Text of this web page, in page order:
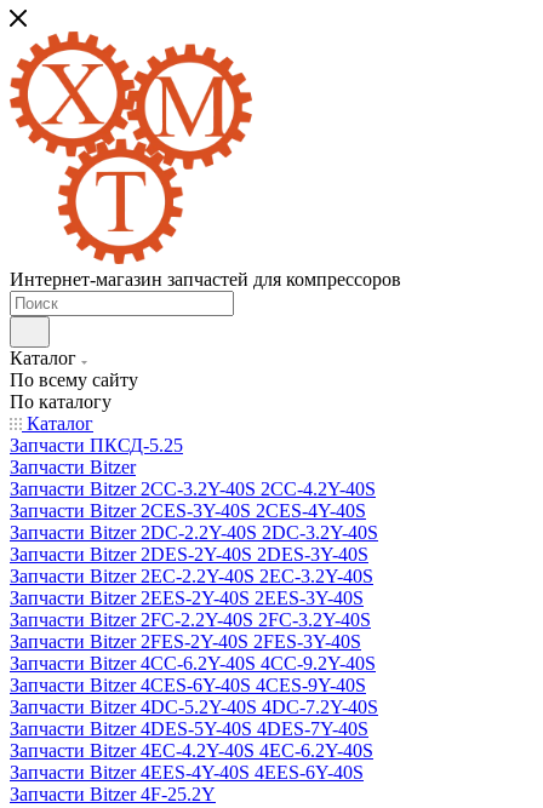
Интернет-магазин запчастей для компрессоров
Каталог
По всему сайту
По каталогу
Каталог
Запчасти ПКСД-5.25
Запчасти Bitzer
Запчасти Bitzer 2CC-3.2Y-40S 2CC-4.2Y-40S
Запчасти Bitzer 2CES-3Y-40S 2CES-4Y-40S
Запчасти Bitzer 2DC-2.2Y-40S 2DC-3.2Y-40S
Запчасти Bitzer 2DES-2Y-40S 2DES-3Y-40S
Запчасти Bitzer 2EC-2.2Y-40S 2EC-3.2Y-40S
Запчасти Bitzer 2EES-2Y-40S 2EES-3Y-40S
Запчасти Bitzer 2FC-2.2Y-40S 2FC-3.2Y-40S
Запчасти Bitzer 2FES-2Y-40S 2FES-3Y-40S
Запчасти Bitzer 4CC-6.2Y-40S 4CC-9.2Y-40S
Запчасти Bitzer 4CES-6Y-40S 4CES-9Y-40S
Запчасти Bitzer 4DC-5.2Y-40S 4DC-7.2Y-40S
Запчасти Bitzer 4DES-5Y-40S 4DES-7Y-40S
Запчасти Bitzer 4EC-4.2Y-40S 4EC-6.2Y-40S
Запчасти Bitzer 4EES-4Y-40S 4EES-6Y-40S
Запчасти Bitzer 4F-25.2Y